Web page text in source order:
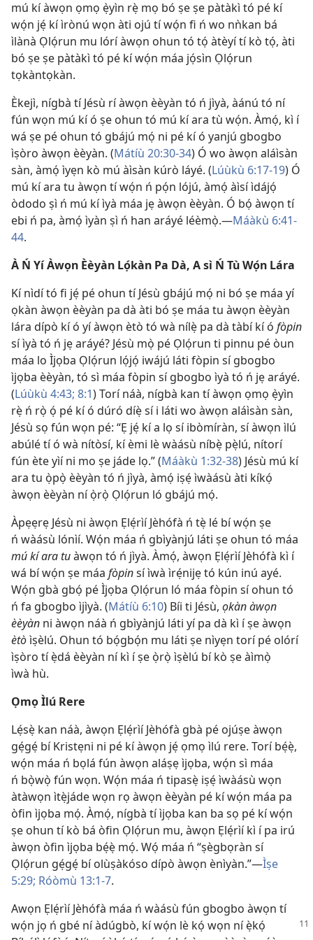
mú kí àwọn ọmọ ẹ̀yìn rẹ̀ mọ bó ṣe ṣe pàtàkì tó pé kí
wọ́n jẹ́ kí ìrònú wọn àti ojú tí wọ́n fi ń wo nǹkan bá
ìlànà Ọlọ́run mu lórí àwọn ohun tó tọ́ àtèyí tí kò tọ́, àti
bó ṣe ṣe pàtàkì tó pé kí wọ́n máa jọ́sìn Ọlọ́run
tọkàntọkàn.
Èkejì, nígbà tí Jésù rí àwọn èèyàn tó ń jìyà, àánú tó ní
fún wọn mú kí ó ṣe ohun tó mú kí ara tù wọ́n. Àmọ́, kì í
wá ṣe pé ohun tó gbájú mọ́ ni pé kí ó yanjú gbogbo
ìṣòro àwọn èèyàn. (Mátíù 20:30-34) Ó wo àwọn aláìsàn
sàn, àmọ́ ìyẹn kò mú àìsàn kúrò láyé. (Lúùkù 6:17-19) Ó
mú kí ara tu àwọn tí wọ́n ń pọ́n lójú, àmọ́ àìsí ìdájọ́
òdodo ṣì ń mú kí ìyà máa jẹ àwọn èèyàn. Ó bọ́ àwọn tí
ebi ń pa, àmọ́ ìyàn ṣì ń han aráyé léèmọ̀.—Máàkù 6:41-
44.
À Ń Yí Àwọn Èèyàn Lọ́kàn Pa Dà, A sì Ń Tù Wọ́n Lára
Kí nìdí tó fi jẹ́ pé ohun tí Jésù gbájú mọ́ ni bó ṣe máa yí
ọkàn àwọn èèyàn pa dà àti bó ṣe máa tu àwọn èèyàn
lára dípò kí ó yí àwọn ètò tó wà nílẹ̀ pa dà tàbí kí ó fòpin
sí ìyà tó ń jẹ aráyé? Jésù mọ̀ pé Ọlọ́run ti pinnu pé òun
máa lo Ìjọba Ọlọ́run lọ́jọ́ iwájú láti fòpin sí gbogbo
ìjọba èèyàn, tó sì máa fòpin sí gbogbo ìyà tó ń jẹ aráyé.
(Lúùkù 4:43; 8:1) Torí náà, nígbà kan tí àwọn ọmọ ẹ̀yìn
rẹ̀ ń rọ̀ ọ́ pé kí ó dúró díẹ̀ sí i láti wo àwọn aláìsàn sàn,
Jésù sọ fún wọn pé: “Ẹ jẹ́ kí a lọ sí ibòmíràn, sí àwọn ìlú
abúlé tí ó wà nítòsí, kí èmi lè wàásù níbẹ̀ pẹ̀lú, nítorí
fún ète yìí ni mo ṣe jáde lọ.” (Máàkù 1:32-38) Jésù mú kí
ara tu ọ̀pọ̀ èèyàn tó ń jìyà, àmọ́ iṣẹ́ ìwàásù àti kíkọ́
àwọn èèyàn ní ọ̀rọ̀ Ọlọ́run ló gbájú mọ́.
Àpẹẹrẹ Jésù ni àwọn Ẹlẹ́rìí Jèhófà ń tẹ̀ lé bí wọ́n ṣe
ń wàásù lónìí. Wọ́n máa ń gbìyànjú láti ṣe ohun tó máa
mú kí ara tuàwọn tó ń jìyà. Àmọ́, àwọn Ẹlẹ́rìí Jèhófà kì í
wá bí wọ́n ṣe máa fòpinsí ìwà ìrẹ́nijẹ tó kún inú ayé.
Wọ́n gbà gbọ́ pé Ìjọba Ọlọ́run ló máa fòpin sí ohun tó
ń fa gbogbo ìjìyà. (Mátíù 6:10) Bíi ti Jésù, ọkàn àwọn
èèyàn ni àwọn náà ń gbìyànjú láti yí pa dà kì í ṣe àwọn
ètòìṣèlú. Ohun tó bọ́gbọ́n mu láti ṣe nìyẹn torí pé olórí
ìṣòro tí ẹ̀dá èèyàn ní kì í ṣe ọ̀rọ̀ ìṣèlú bí kò ṣe àìmọ̀
ìwà hù.
Ọmọ Ìlú Rere
Lẹ́sẹ̀ kan náà, àwọn Ẹlẹ́rìí Jèhófà gbà pé ojúṣe àwọn
gẹ́gẹ́ bí Kristẹni ni pé kí àwọn jẹ́ ọmọ ìlú rere. Torí bẹ́ẹ̀,
wọ́n máa ń bọlá fún àwọn aláṣẹ ìjọba, wọ́n sì máa
ń bọ̀wọ̀ fún wọn. Wọ́n máa ń tipasẹ̀ iṣẹ́ ìwàásù wọn
àtàwọn ìtẹ̀jáde wọn rọ àwọn èèyàn pé kí wọ́n máa pa
òfin ìjọba mọ́. Àmọ́, nígbà tí ìjọba kan ba sọ pé kí wọ́n
ṣe ohun tí kò bá òfin Ọlọ́run mu, àwọn Ẹlẹ́rìí kì í pa irú
àwọn òfin ìjọba bẹ́ẹ̀ mọ́. Wọ́ máa ń “ṣègbọràn sí
Ọlọ́run gẹ́gẹ́ bí olùṣàkóso dípò àwọn ènìyàn.”—Ìṣe
5:29; Róòmù 13:1-7.
Awọn Ẹlẹ́rìí Jèhófà máa ń wàásù fún gbogbo àwọn tí
wọ́n jọ ń gbé ní àdúgbò, kí wọ́n lè kọ́ wọn ní ẹ̀kọ́